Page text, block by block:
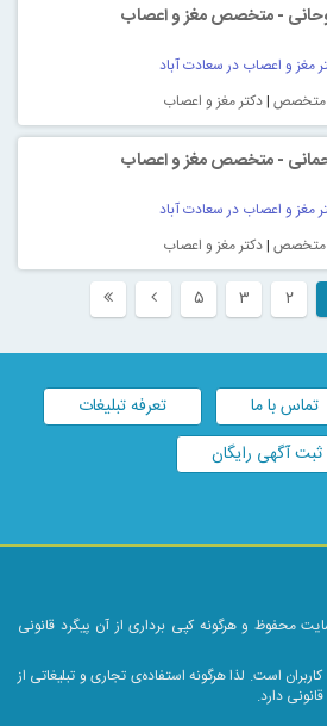
- متخصص مغز و اعصاب
مغز و اعصاب در سعادت آباد
متخصص |دکتر مغز و اعصاب
- متخصص مغز و اعصاب
مغز و اعصاب در سعادت آباد
متخصص |دکتر مغز و اعصاب
۲ ۳ ۵
تماس با ما
تعرفه تبلیغات
ثبت آگهی رایگان
محفوظ و هرگونه کپی برداری از آن پیگرد قانونی
است. لذا هرگونه استفاده‌ی تجاری و تبلیغاتی از
دارد.